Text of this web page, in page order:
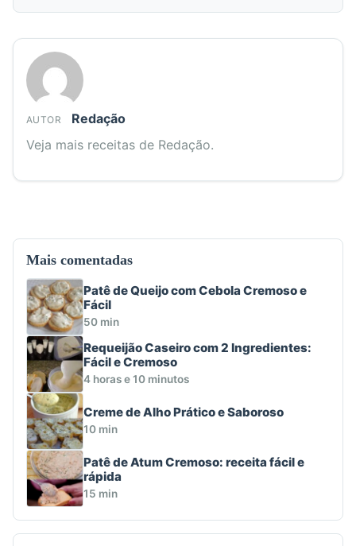
Mais comentadas
Patê de Queijo com Cebola Cremoso e
Fácil
50 min
Requeijão Caseiro com 2 Ingredientes:
Fácil e Cremoso
4 horas e 10 minutos
Creme de Alho Prático e Saboroso
10 min
Patê de Atum Cremoso: receita fácil e
rápida
15 min
AUTOR
Redação
Veja mais receitas de Redação.